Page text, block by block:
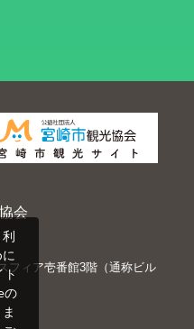
会
フィア壱番館3階（通称ビル
ト
の